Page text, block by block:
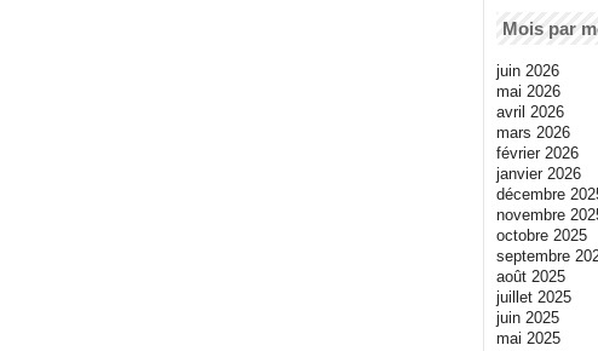
Mois par
juin 2026
mai 2026
avril 2026
mars 2026
février 2026
janvier 2026
décembre
novembre
octobre 2025
septembre
août 2025
juillet 2025
juin 2025
mai 2025